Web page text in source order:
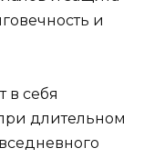
и
в себя
длительном